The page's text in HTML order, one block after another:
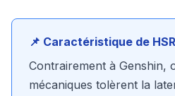
📌 Caractéristique de
Contrairement à Genshin,
mécaniques tolèrent la